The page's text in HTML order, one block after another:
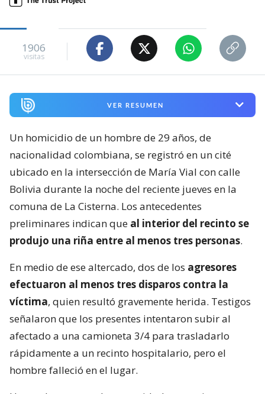
1906
visitas
VER RESUMEN
Un homicidio de un hombre de 29 años, de
nacionalidad colombiana, se registró en un cité
ubicado en la intersección de María Vial con calle
Bolivia durante la noche del reciente jueves en la
comuna de La Cisterna. Los antecedentes
preliminares indican que al interior del recinto se
produjo una riña entre al menos tres personas.
En medio de ese altercado, dos de los agresores
efectuaron al menos tres disparos contra la
víctima, quien resultó gravemente herida. Testigos
señalaron que los presentes intentaron subir al
afectado a una camioneta 3/4 para trasladarlo
rápidamente a un recinto hospitalario, pero el
hombre falleció en el lugar.